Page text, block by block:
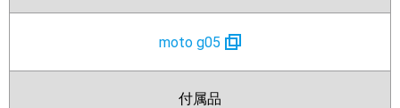
moto g05
付属品